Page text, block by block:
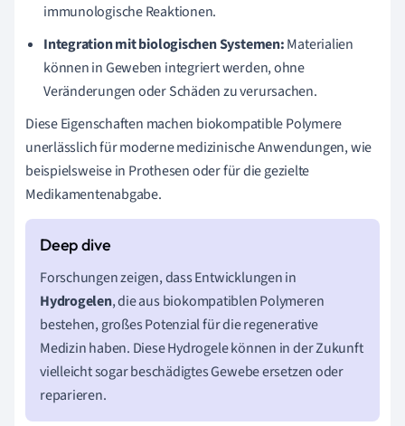
immunologische Reaktionen.
Integration mit biologischen Systemen:Materialien
können in Geweben integriert werden, ohne
Veränderungen oder Schäden zu verursachen.
Diese Eigenschaften machen biokompatible Polymere
unerlässlich für moderne medizinische Anwendungen, wie
beispielsweise in Prothesen oder für die gezielte
Medikamentenabgabe.
Forschungen zeigen, dass Entwicklungen in
Hydrogelen, die aus biokompatiblen Polymeren
bestehen, großes Potenzial für die regenerative
Medizin haben. Diese Hydrogele können in der Zukunft
vielleicht sogar beschädigtes Gewebe ersetzen oder
reparieren.